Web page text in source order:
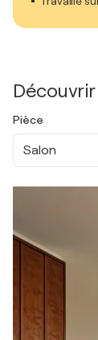
Pièce
Salon